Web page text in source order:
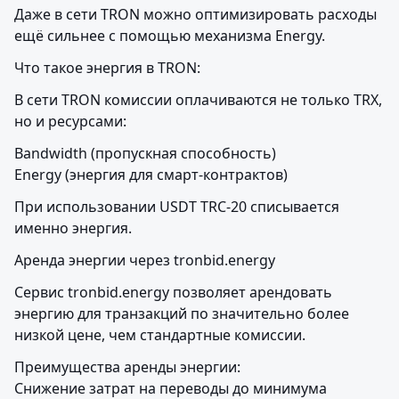
Даже в сети TRON можно оптимизировать расходы
ещё сильнее с помощью механизма Energy.
Что такое энергия в TRON:
В сети TRON комиссии оплачиваются не только TRX,
но и ресурсами:
Bandwidth (пропускная способность)
Energy (энергия для смарт-контрактов)
При использовании USDT TRC-20 списывается
именно энергия.
Аренда энергии через tronbid.energy
Сервис tronbid.energy позволяет арендовать
энергию для транзакций по значительно более
низкой цене, чем стандартные комиссии.
Преимущества аренды энергии:
Снижение затрат на переводы до минимума